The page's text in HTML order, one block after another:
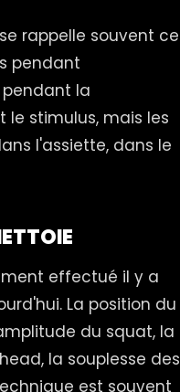
rappelle souvent ce
pendant
la
le stimulus, mais les
l'assiette, dans le
effectué il y a
La position du
du squat, la
la souplesse des
est souvent